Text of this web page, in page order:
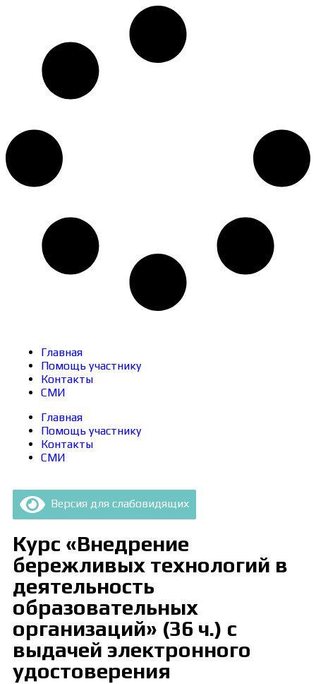
Главная
Помощь участнику
Контакты
СМИ
Главная
Помощь участнику
Контакты
СМИ
Версия для слабовидящих
Курс «Внедрение
бережливых технологий в
деятельность
образовательных
организаций» (36 ч.) с
выдачей электронного
удостоверения